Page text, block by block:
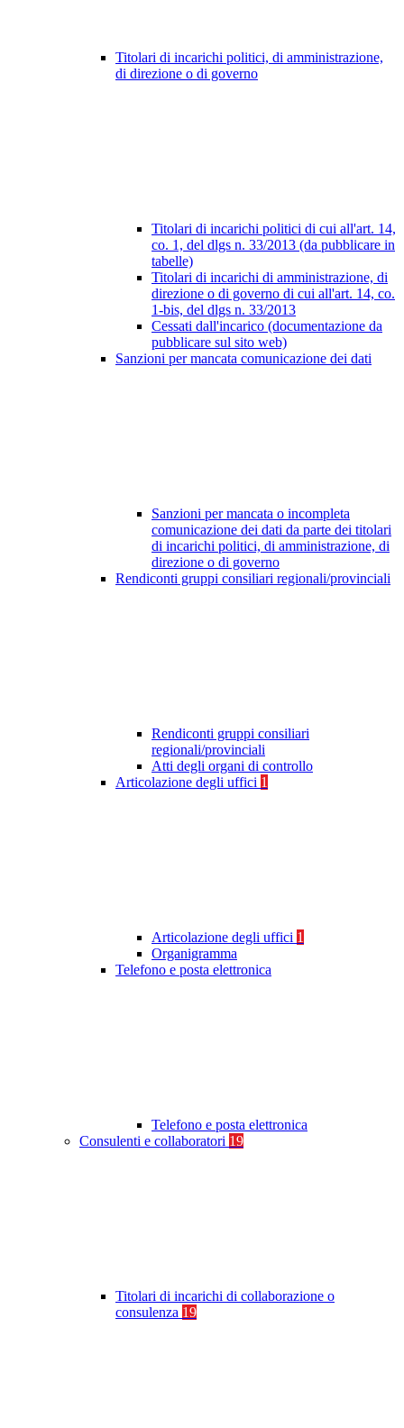
Titolari di incarichi politici, di amministrazione,
di direzione o di governo
Titolari di incarichi politici di cui all'art. 14,
co. 1, del dlgs n. 33/2013 (da pubblicare in
tabelle)
Titolari di incarichi di amministrazione, di
direzione o di governo di cui all'art. 14, co.
1-bis, del dlgs n. 33/2013
Cessati dall'incarico (documentazione da
pubblicare sul sito web)
Sanzioni per mancata comunicazione dei dati
Sanzioni per mancata o incompleta
comunicazione dei dati da parte dei titolari
di incarichi politici, di amministrazione, di
direzione o di governo
Rendiconti gruppi consiliari regionali/provinciali
Rendiconti gruppi consiliari
regionali/provinciali
Atti degli organi di controllo
Articolazione degli uffici 1
Articolazione degli uffici 1
Organigramma
Telefono e posta elettronica
Telefono e posta elettronica
Consulenti e collaboratori 19
Titolari di incarichi di collaborazione o
consulenza 19